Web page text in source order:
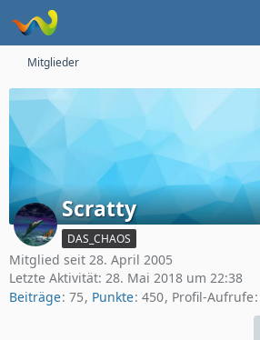
Mitglieder
Scratty
DAS_CHAOS
Mitglied seit 28. April 2005
Letzte Aktivität: 28. Mai 2018 um 22:38
Beiträge 75 Punkte 450 Profil-Aufrufe